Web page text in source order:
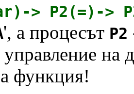
> P2(=)->
', а процесът P2
на
функция!